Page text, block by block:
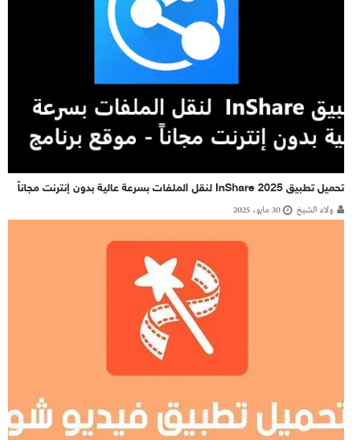
تحميل تطبيق InShare 2025 لنقل الملفات بسرعة عالية بدون إنترنت مجاناً
ولاء الشيخ 30 مايو، 2025